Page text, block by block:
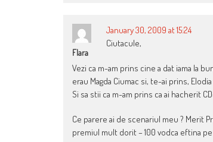
FIara
January 30, 2009 at 15:24
Ciutacule,
Vezi ca m-am prins cine a dat iama la
erau Magda Ciumac si, te-ai prins,
Si sa stii ca m-am prins ca ai hacherit
Ce parere ai de scenariul meu ? Merit
premiul mult dorit – 100 vodca eftina